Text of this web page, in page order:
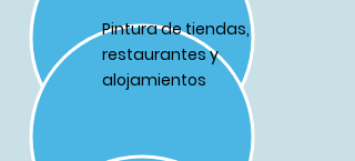
Pintura de tiendas,
restaurantes y
alojamientos